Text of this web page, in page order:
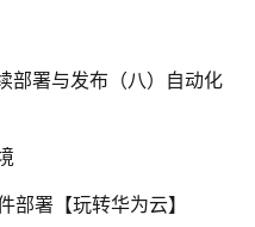
署与发布（八）自动化
署【玩转华为云】